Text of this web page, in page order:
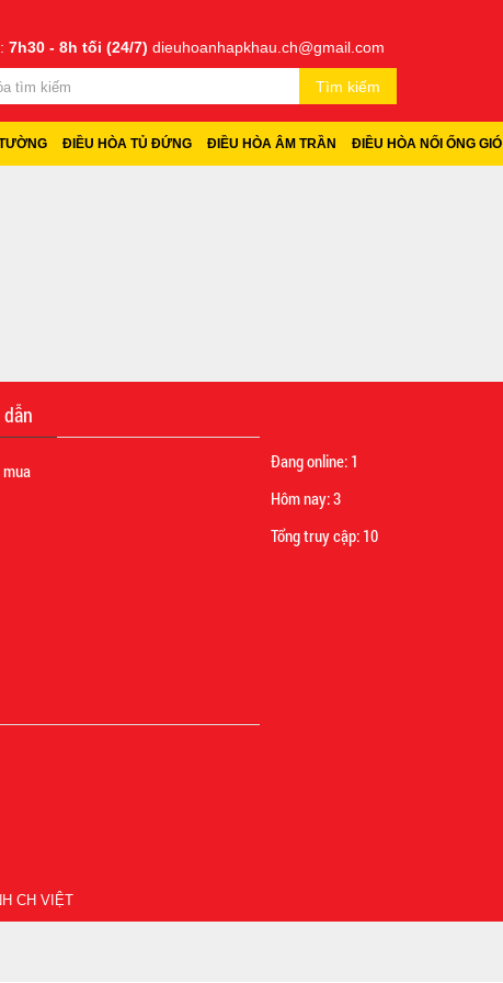
7h30 - 8h tối (24/7) dieuhoanhapkhau.ch@gmail.com
Tìm kiếm
ĐIỀU HÒA TỦ ĐỨNG ĐIỀU HÒA ÂM TRẦN ĐIỀU HÒA NỐI ỐNG GIÓ
Đang online: 1
Hôm nay:3
Tổng truy cập: 10
CH VIỆT